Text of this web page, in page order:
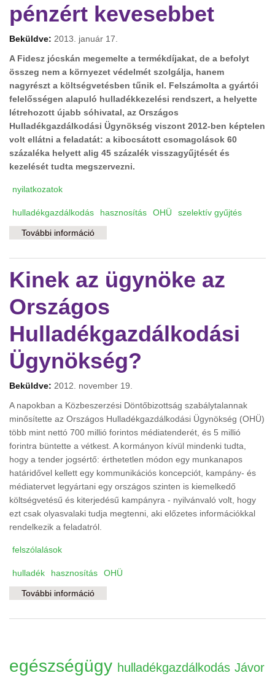
pénzért kevesebbet
Beküldve: 2013. január 17.
A Fidesz jócskán megemelte a termékdíjakat, de a befolyt
összeg nem a környezet védelmét szolgálja, hanem
nagyrészt a költségvetésben tűnik el. Felszámolta a gyártói
felelősségen alapuló hulladékkezelési rendszert, a helyette
létrehozott újabb sóhivatal, az Országos
Hulladékgazdálkodási Ügynökség viszont 2012-ben képtelen
volt ellátni a feladatát: a kibocsátott csomagolások 60
százaléka helyett alig 45 százalék visszagyűjtését és
kezelését tudta megszervezni.
nyilatkozatok
hulladékgazdálkodás hasznosítás OHÜ szelektív gyűjtés
További információ
Kinek az ügynöke az
Országos
Hulladékgazdálkodási
Ügynökség?
Beküldve: 2012. november 19.
A napokban a Közbeszerzési Döntőbizottság szabálytalannak
minősítette az Országos Hulladékgazdálkodási Ügynökség (OHÜ)
több mint nettó 700 millió forintos médiatenderét, és 5 millió
forintra büntette a vétkest. A kormányon kívül mindenki tudta,
hogy a tender jogsértő: érthetetlen módon egy munkanapos
határidővel kellett egy kommunikációs koncepciót, kampány- és
médiatervet legyártani egy országos szinten is kiemelkedő
költségvetésű és kiterjedésű kampányra - nyilvánvaló volt, hogy
ezt csak olyasvalaki tudja megtenni, aki előzetes információkkal
rendelkezik a feladatról.
felszólalások
hulladék hasznosítás OHÜ
További információ
tartalommal kapcsolatosan
egészségügy hulladékgazdálkodás Jávor